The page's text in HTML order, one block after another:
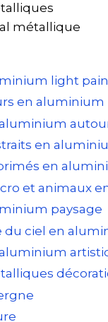
métallique
light
en aluminium
en
en
et animaux
paysage
du ciel en